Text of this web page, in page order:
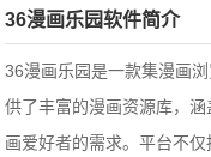
36漫画乐园软件简介
36漫画乐园是一款集漫画
供了丰富的漫画资源库，
画爱好者的需求。平台不